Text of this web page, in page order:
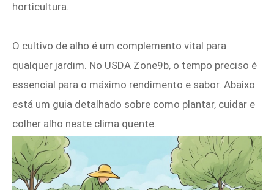
horticultura.
O cultivo de alho é um complemento vital para
qualquer jardim. No USDA Zone9b, o tempo preciso é
essencial para o máximo rendimento e sabor. Abaixo
está um guia detalhado sobre como plantar, cuidar e
colher alho neste clima quente.